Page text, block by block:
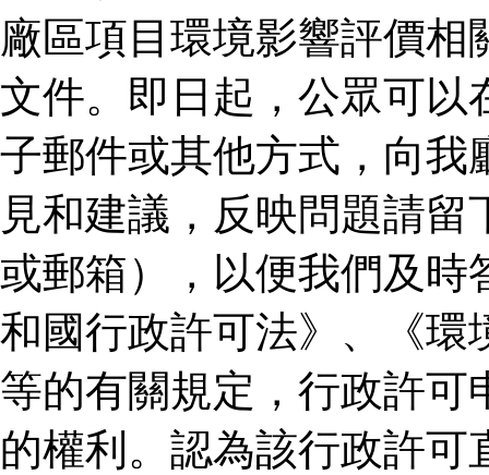
廠區項目環境影響評價
文件。即日起，公眾可以
子郵件或其他方式，向我
見和建議，反映問題請
或郵箱），以便我們及時
和國行政許可法》、《環
等的有關規定，行政許可
的權利。認為該行政許